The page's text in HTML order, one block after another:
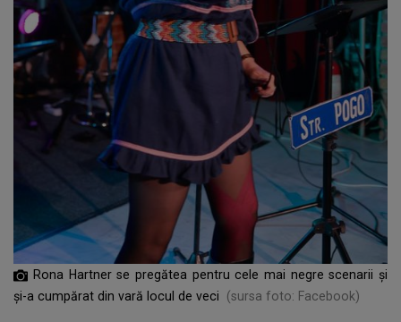
Rona Hartner se pregătea pentru cele mai negre scenarii și
și-a cumpărat din vară locul de veci
(sursa foto: Facebook)